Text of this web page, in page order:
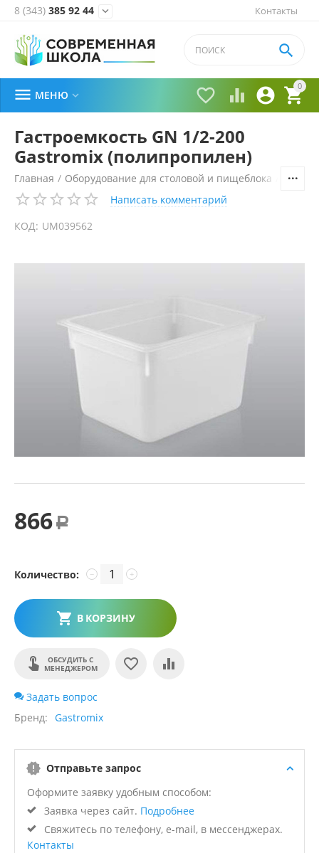
Контакты
8 (343) 385 92 44 
0


 

 МЕНЮ 
Гастроемкость GN 1/2-200
Gastromix (полипропилен)
Главная / Оборудование для столовой и пищеблока
Написать комментарий
КОД: UM039562
866 Р
Количество: +
−
В КОРЗИНУ
ОБСУДИТЬ С
МЕНЕДЖЕРОМ
Задать вопрос
Бренд
Gastromix
Отправьте запрос
Оформите заявку удобным способом:
Заявка через сайт. Подробнее
Свяжитесь по телефону, e-mail, в мессенджерах.
Контакты